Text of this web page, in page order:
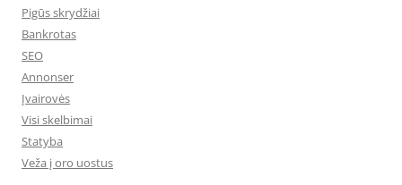
Pigūs skrydžiai
Bankrotas
SEO
Annonser
Įvairovės
Visi skelbimai
Statyba
Veža į oro uostus